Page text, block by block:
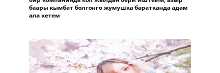
баары кымбат болгонго жумушка баратканда адам
ала кетем